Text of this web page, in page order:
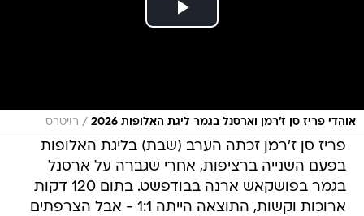
אוהדי פריז סן ז'רמן וארסנל בגמר ליגת האלופות 2026 / רויטרס
פריז סן ז'רמן זכתה הערב (שבת) בליגת האלופות
בפעם השנייה ברציפות, אחרי שגברה על ארסנל
בגמר בפושקאש ארנה בבודפשט. בתום 120 דקות
ארוכות וקשות, התוצאה הייתה 1:1 - אבל הצרפתים